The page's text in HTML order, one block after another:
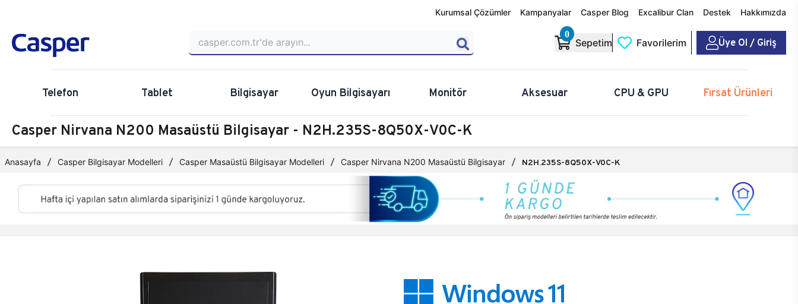
Kurumsal Çözümler Kampanyalar Casper Blog Excalibur Clan Destek Hakkımızda
0
Sepetim Favorilerim Üye Ol / Giriş
Telefon Tablet Bilgisayar Oyun Bilgisayarı Monitör Aksesuar CPU & GPU Fırsat Ürünleri
Casper Nirvana N200 Masaüstü Bilgisayar - N2H.235S-8Q50X-V0C-K
Anasayfa Casper Bilgisayar Modelleri Casper Masaüstü Bilgisayar Modelleri Casper Nirvana N200 Masaüstü Bilgisayar N2H.235S-8Q50X-V0C-K